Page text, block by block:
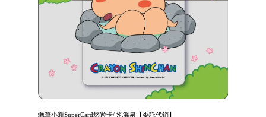
蠟筆小新SuperCard悠遊卡/ 泡溫泉【委託代銷】